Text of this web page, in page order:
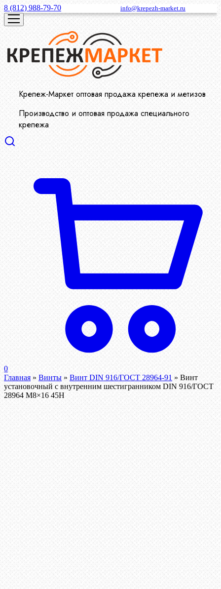
8 (812) 988-79-70 info@krepezh-market.ru
Крепеж-Маркет оптовая продажа крепежа и метизов
Производство и оптовая продажа специального
крепежа
0
Главная » Винты » Винт DIN 916/ГОСТ 28964-91 » Винт
установочный с внутренним шестигранником DIN 916/ГОСТ
28964 М8×16 45Н